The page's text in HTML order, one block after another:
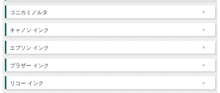
コニカミノルタ
キャノン インク
エプソン インク
ブラザー インク
リコー インク